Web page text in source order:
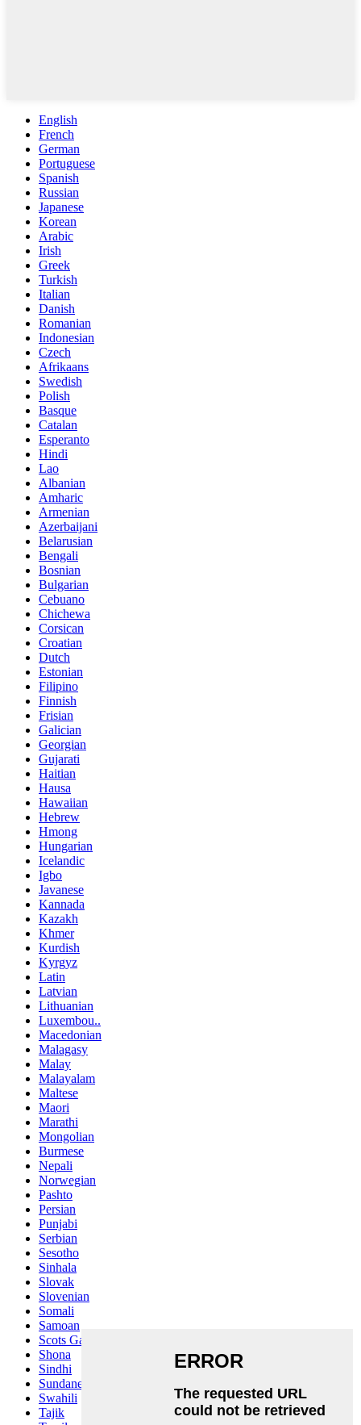
English
French
German
Portuguese
Spanish
Russian
Japanese
Korean
Arabic
Irish
Greek
Turkish
Italian
Danish
Romanian
Indonesian
Czech
Afrikaans
Swedish
Polish
Basque
Catalan
Esperanto
Hindi
Lao
Albanian
Amharic
Armenian
Azerbaijani
Belarusian
Bengali
Bosnian
Bulgarian
Cebuano
Chichewa
Corsican
Croatian
Dutch
Estonian
Filipino
Finnish
Frisian
Galician
Georgian
Gujarati
Haitian
Hausa
Hawaiian
Hebrew
Hmong
Hungarian
Icelandic
Igbo
Javanese
Kannada
Kazakh
Khmer
Kurdish
Kyrgyz
Latin
Latvian
Lithuanian
Luxembou..
Macedonian
Malagasy
Malay
Malayalam
Maltese
Maori
Marathi
Mongolian
Burmese
Nepali
Norwegian
Pashto
Persian
Punjabi
Serbian
Sesotho
Sinhala
Slovak
Slovenian
Somali
Samoan
Scots Gaelic
Shona
Sindhi
Sundanese
Swahili
Tajik